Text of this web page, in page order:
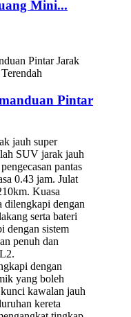
Mini...
Pintar
jauh super
SUV jarak jauh
pantas
0.43 jam. Julat
Kuasa
dilengkapi dengan
serta bateri
dengan sistem
penuh dan
dengan
yang boleh
kawalan jauh
kereta